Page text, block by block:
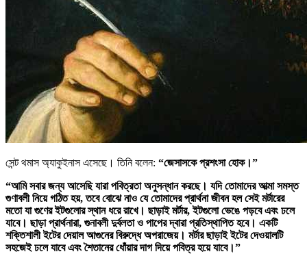
সেন্ট থমাস অ্যাকুইনাস এসেছে। তিনি বলেন: “জেসাসকে প্রশংসা হোক।”
“আমি সবার জন্য আসেছি যারা পবিত্রতা অনুসন্ধান করছে। যদি তোমাদের আত্মা সমস্ত
গুণাবলী নিয়ে গঠিত হয়, তবে বোঝে নাও যে তোমাদের প্রার্থনা জীবন হল সেই মর্টারের
মতো যা গুণের ইটগুলোর স্থান ধরে রাখে। ছাড়াই মর্টার, ইটগুলো ভেঙে পড়বে এবং ঢলে
যাবে। ছাড়া প্রার্থনারা, গুনাবলী দুর্বলতা ও পাপের দ্বারা প্রতিস্থাপিত হবে। একটি
শক্তিশালী ইটের দেয়াল আগুনের বিরুদ্ধে অপরাজেয়। মর্টার ছাড়াই ইটের দেওয়ালটি
সহজেই ঢলে যাবে এবং শৈতানের ধোঁয়ার দাগ দিয়ে পবিত্র হয়ে যাবে।”